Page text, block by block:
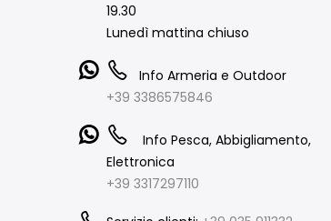
19.30
Lunedì mattina chiuso
Info Armeria e Outdoor
+39 3386575846
Info Pesca, Abbigliamento,
Elettronica
+39 3317297110